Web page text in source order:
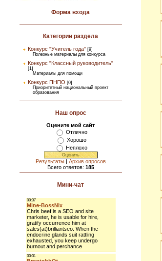
Форма входа
Категории раздела
Конкурс "Учитель года" [9]
Полезные материалы для конкурса
Конкурс "Классный руководитель"
[1]
Материалы для помощи
Конкурс ПНПО [0]
Приоритетный национальный проект
образования
Наш опрос
Оцените мой сайт
Отлично
Хорошо
Неплохо
Результаты| Архив опросов
Всего ответов: 185
Мини-чат